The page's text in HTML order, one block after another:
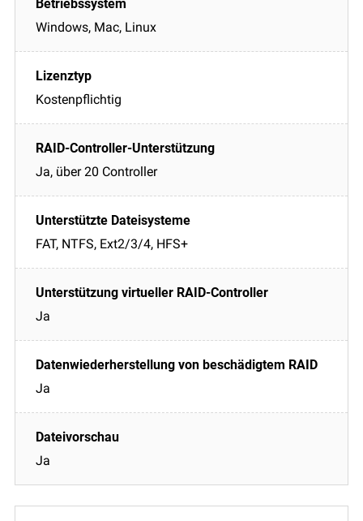
Windows, Mac, Linux
Kostenpflichtig
Ja, über 20 Controller
FAT, NTFS, Ext2/3/4, HFS+
Ja
Ja
Ja